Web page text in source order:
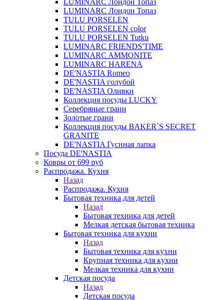
LUMINARC Лондон Топаз
TULU PORSELEN
TULU PORSELEN color
TULU PORSELEN Tutku
LUMINARC FRIENDS'TIME
LUMINARC AMMONITE
LUMINARC HARENA
DE'NASTIA Romeo
DE'NASTIA голубой
DE'NASTIA Оливки
Коллекция посуды LUCKY
Серебряные грани
Золотые грани
Коллекция посуды BAKER`S SECRET
GRANITE
DE'NASTIA Гусиная лапка
Посуда DE'NASTIA
Ковры от 699 руб
Распродажа. Кухня
Назад
Распродажа. Кухня
Бытовая техника для детей
Назад
Бытовая техника для детей
Мелкая детская бытовая техника
Бытовая техника для кухни
Назад
Бытовая техника для кухни
Крупная техника для кухни
Мелкая техника для кухни
Детская посуда
Назад
Детская посуда